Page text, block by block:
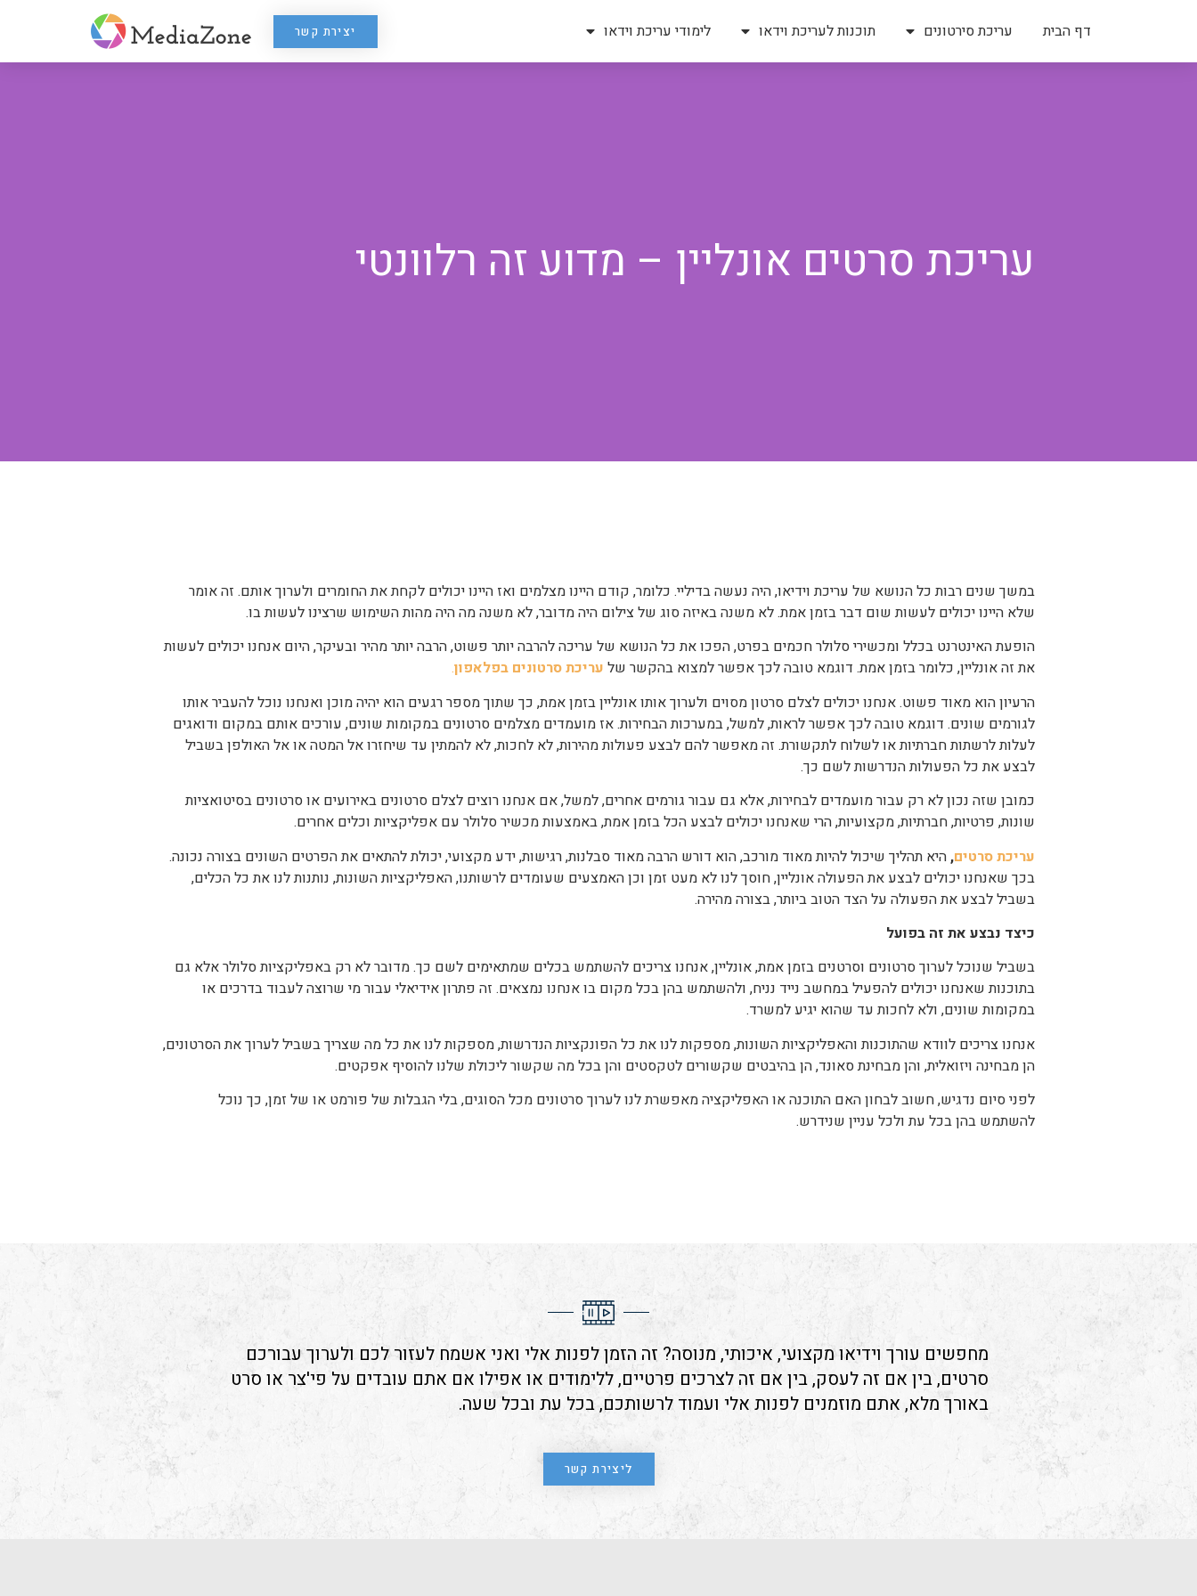
דף הבית עריכת סירטונים תוכנות לעריכת וידאו לימודי עריכת וידאו יצירת קשר
עריכת סרטים אונליין – מדוע זה רלוונטי
במשך שנים רבות כל הנושא של עריכת וידיאו, היה נעשה בדיליי. כלומר, קודם היינו מצלמים ואז היינו יכולים לקחת את החומרים ולערוך אותם. זה אומר
שלא היינו יכולים לעשות שום דבר בזמן אמת. לא משנה באיזה סוג של צילום היה מדובר, לא משנה מה היה מהות השימוש שרצינו לעשות בו.
הופעת האינטרנט בכלל ומכשירי סלולר חכמים בפרט, הפכו את כל הנושא של עריכה להרבה יותר פשוט, הרבה יותר מהיר ובעיקר, היום אנחנו יכולים לעשות
את זה אונליין, כלומר בזמן אמת. דוגמא טובה לכך אפשר למצוא בהקשר של עריכת סרטונים בפלאפון.
הרעיון הוא מאוד פשוט. אנחנו יכולים לצלם סרטון מסוים ולערוך אותו אונליין בזמן אמת, כך שתוך מספר רגעים הוא יהיה מוכן ואנחנו נוכל להעביר אותו
לגורמים שונים. דוגמא טובה לכך אפשר לראות, למשל, במערכות הבחירות. אז מועמדים מצלמים סרטונים במקומות שונים, עורכים אותם במקום ודואגים
לעלות לרשתות חברתיות או לשלוח לתקשורת. זה מאפשר להם לבצע פעולות מהירות, לא לחכות, לא להמתין עד שיחזרו אל המטה או אל האולפן בשביל
לבצע את כל הפעולות הנדרשות לשם כך.
כמובן שזה נכון לא רק עבור מועמדים לבחירות, אלא גם עבור גורמים אחרים, למשל, אם אנחנו רוצים לצלם סרטונים באירועים או סרטונים בסיטואציות
שונות, פרטיות, חברתיות, מקצועיות, הרי שאנחנו יכולים לבצע הכל בזמן אמת, באמצעות מכשיר סלולר עם אפליקציות וכלים אחרים.
עריכת סרטים, היא תהליך שיכול להיות מאוד מורכב, הוא דורש הרבה מאוד סבלנות, רגישות, ידע מקצועי, יכולת להתאים את הפרטים השונים בצורה נכונה.
בכך שאנחנו יכולים לבצע את הפעולה אונליין, חוסך לנו לא מעט זמן וכן האמצעים שעומדים לרשותנו, האפליקציות השונות, נותנות לנו את כל הכלים,
בשביל לבצע את הפעולה על הצד הטוב ביותר, בצורה מהירה.
כיצד נבצע את זה בפועל
בשביל שנוכל לערוך סרטונים וסרטנים בזמן אמת, אונליין, אנחנו צריכים להשתמש בכלים שמתאימים לשם כך. מדובר לא רק באפליקציות סלולר אלא גם
בתוכנות שאנחנו יכולים להפעיל במחשב נייד נניח, ולהשתמש בהן בכל מקום בו אנחנו נמצאים. זה פתרון אידיאלי עבור מי שרוצה לעבוד בדרכים או
במקומות שונים, ולא לחכות עד שהוא יגיע למשרד.
אנחנו צריכים לוודא שהתוכנות והאפליקציות השונות, מספקות לנו את כל הפונקציות הנדרשות, מספקות לנו את כל מה שצריך בשביל לערוך את הסרטונים,
הן מבחינה ויזואלית, והן מבחינת סאונד, הן בהיבטים שקשורים לטקסטים והן בכל מה שקשור ליכולת שלנו להוסיף אפקטים.
לפני סיום נדגיש, חשוב לבחון האם התוכנה או האפליקציה מאפשרת לנו לערוך סרטונים מכל הסוגים, בלי הגבלות של פורמט או של זמן, כך נוכל
להשתמש בהן בכל עת ולכל עניין שנידרש.
מחפשים עורך וידיאו מקצועי, איכותי, מנוסה? זה הזמן לפנות אלי ואני אשמח לעזור לכם ולערוך עבורכם
סרטים, בין אם זה לעסק, בין אם זה לצרכים פרטיים, ללימודים או אפילו אם אתם עובדים על פי'צר או סרט
באורך מלא, אתם מוזמנים לפנות אלי ועמוד לרשותכם, בכל עת ובכל שעה.
ליצירת קשר